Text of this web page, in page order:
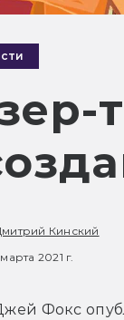
Кинский
марта 2021 г.
Фокс